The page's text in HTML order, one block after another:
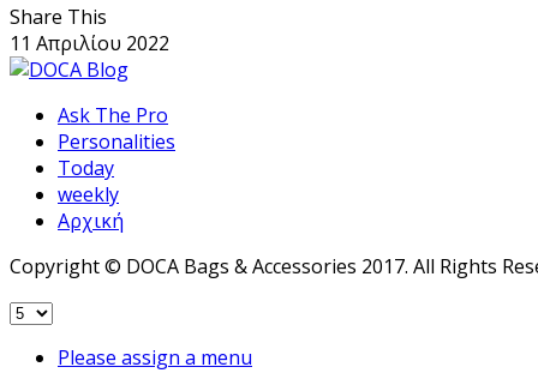
Share This
11 Απριλίου 2022
Ask The Pro
Personalities
Today
weekly
Αρχική
Copyright © DOCA Bags & Accessories 2017. All Rights
Please assign a menu